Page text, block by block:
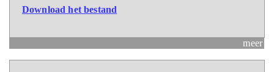
Download het bestand
meer